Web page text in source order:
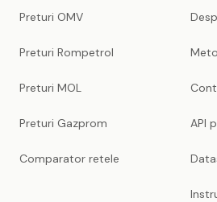
Preturi OMV
Preturi Rompetrol
Preturi MOL
Preturi Gazprom
Comparator retele
API